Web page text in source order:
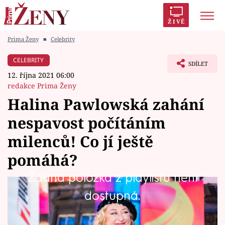
ŽIVĚ
Módní alarm
Témata
Celebrity
Vztahy
Seriály
Prima Ženy ■ Celebrity
CELEBRITY
12. října 2021 06:00
redakce Prima Ženy
SDÍLET
Halina Pawlowská zahání
nespavost počítáním
milenců! Co jí ještě
pomáhá?
Žádná položka z playlistu není
dostupná.
Spisovatelka a moderátorka Halina Pawlowská
říká, že píše ve strachu. Jedna
z nejprodávanějších současných spisovatelek